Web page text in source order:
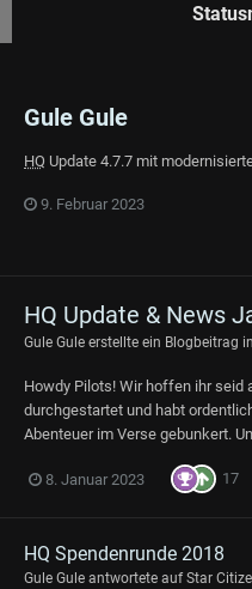
Gule Gule
HQ Update 4.7.7 mit
9. Februar 2023
HQ Update & News
Gule Gule erstellte ein Blogbeitrag in
Howdy Pilots! Wir hoffen ihr seid
durchgestartet und habt
Abenteuer im Verse gebunkert.
8. Januar 2023 17
HQ Spendenrunde 2018
Gule Gule antwortete aufStar